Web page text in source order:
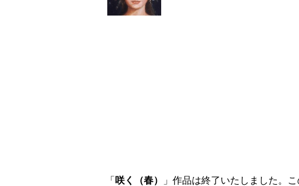
「 咲く（春） 」作品は終了いたしました。